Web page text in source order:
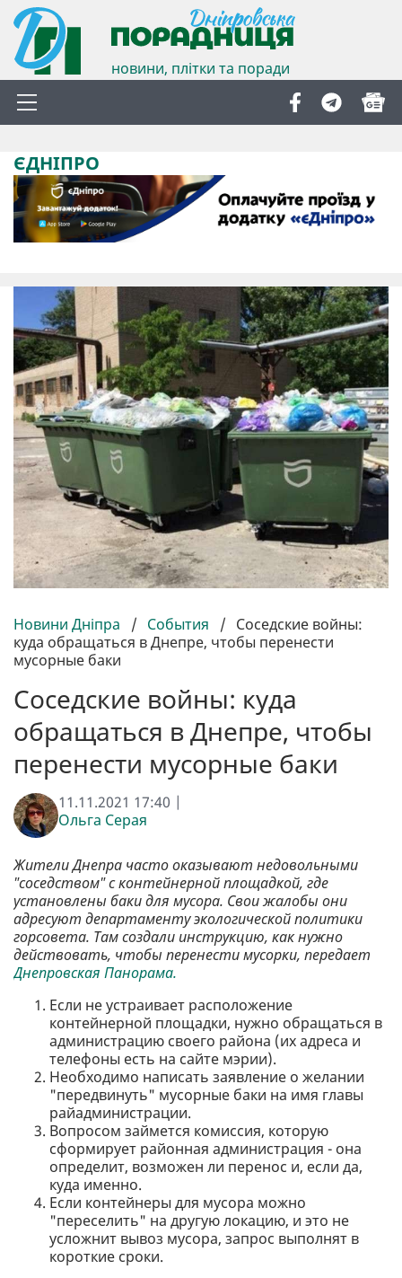
новини, плітки та поради
ЄДНІПРО
Новини Дніпра / События / Соседские войны:
куда обращаться в Днепре, чтобы перенести
мусорные баки
Соседские войны: куда
обращаться в Днепре, чтобы
перенести мусорные баки
11.11.2021 17:40 |
Ольга Серая
Жители Днепра часто оказывают недовольными
"соседством" с контейнерной площадкой, где
установлены баки для мусора. Свои жалобы они
адресуют департаменту экологической политики
горсовета. Там создали инструкцию, как нужно
действовать, чтобы перенести мусорки, передает
Днепровская Панорама.
Если не устраивает расположение
контейнерной площадки, нужно обращаться в
администрацию своего района (их адреса и
телефоны есть на сайте мэрии).
Необходимо написать заявление о желании
"передвинуть" мусорные баки на имя главы
райадминистрации.
Вопросом займется комиссия, которую
сформирует районная администрация - она
определит, возможен ли перенос и, если да,
куда именно.
Если контейнеры для мусора можно
"переселить" на другую локацию, и это не
усложнит вывоз мусора, запрос выполнят в
короткие сроки.